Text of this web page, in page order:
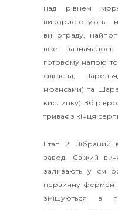
над рівнем
винограду,
вже
готовому напою
свіжість),
нюансами) та
кислинку). Збір
триває з кінця
Етап 2: Зібраний
завод. Свіжий
заливають у
первинну
змішуються в